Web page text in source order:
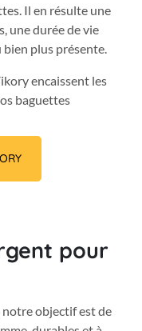
Il en résulte une
une durée de vie
bien plus présente.
encaissent les
baguettes
pour
objectif est de